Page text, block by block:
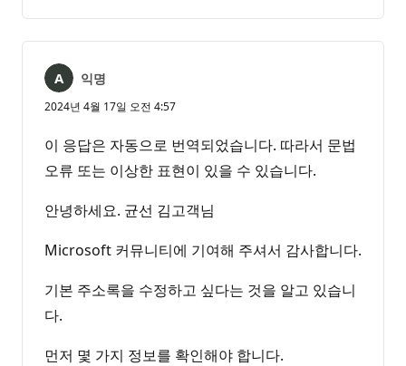
음
익명
2024년 4월 17일 오전 4:57
이 응답은 자동으로 번역되었습니다. 따라서 문법
오류 또는 이상한 표현이 있을 수 있습니다.
안녕하세요. 균선 김고객님
Microsoft 커뮤니티에 기여해 주셔서 감사합니다.
기본 주소록을 수정하고 싶다는 것을 알고 있습니
다.
먼저 몇 가지 정보를 확인해야 합니다.